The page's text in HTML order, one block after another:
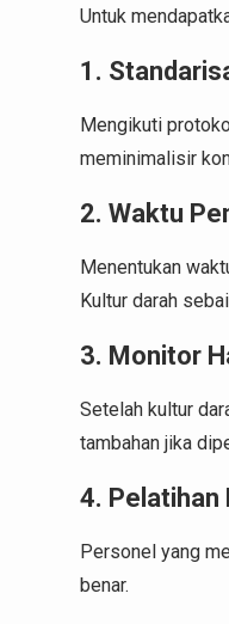
Untuk
1.
Mengikuti
meminimalisir
2. Waktu
Menentukan
Kultur darah
3. Monitor
Setelah kultur
tambahan jika
4. Pelatihan
Personel yang
benar.